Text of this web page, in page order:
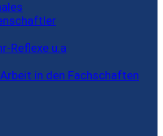
Reflexe u.a
in den Fachschaften